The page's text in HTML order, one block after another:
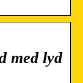
med lyd